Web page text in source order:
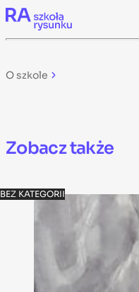
Skip to content
O szkole
Zobacz także
BEZ KATEGORII